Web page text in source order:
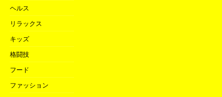
ヘルス
リラックス
キッズ
格闘技
フード
ファッション